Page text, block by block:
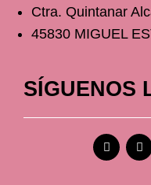
Ctra. Quintanar
45830 MIGUEL
SÍGUENOS